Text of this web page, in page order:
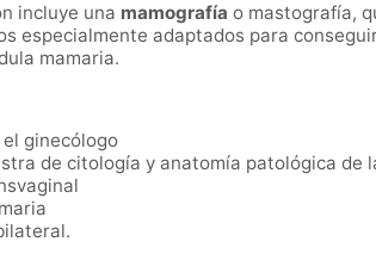
incluye una mamografía o mastografía,
especialmente adaptados para
mamaria.
ginecólogo
de citología y anatomía patológica de